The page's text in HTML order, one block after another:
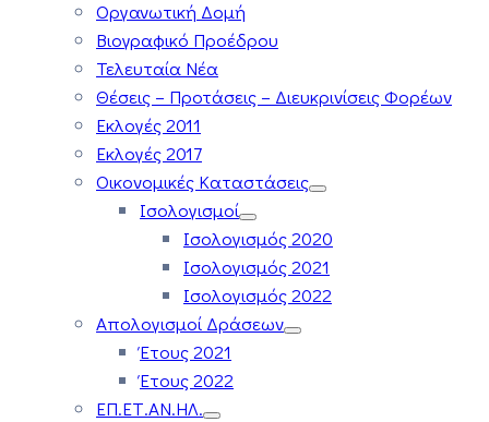
Οργανωτική Δομή
Βιογραφικό Προέδρου
Τελευταία Νέα
Θέσεις – Προτάσεις – Διευκρινίσεις Φορέων
Εκλογές 2011
Εκλογές 2017
Οικονομικές Καταστάσεις
Ισολογισμοί
Ισολογισμός 2020
Ισολογισμός 2021
Ισολογισμός 2022
Απολογισμοί Δράσεων
Έτους 2021
Έτους 2022
ΕΠ.ΕΤ.ΑΝ.ΗΛ.